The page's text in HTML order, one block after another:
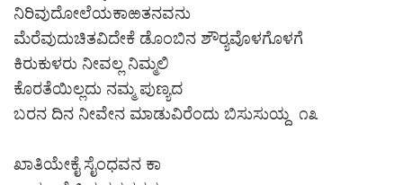
ನಿರಿವುದೋಲೆಯಕಾಱತನವನು
ಮೆರೆವುದುಚಿತವಿದೇಕೆ ಡೊಂಬಿನ ಶೌರ‍್ಯವೊಳಗೊಳಗೆ
ಕಿರುಕುಳರು ನೀವಲ್ಲ ನಿಮ್ಮಲಿ
ಕೊರತೆಯಿಲ್ಲದು ನಮ್ಮ ಪುಣ್ಯದ
ಬರನ ದಿನ ನೀವೇನ ಮಾಡುವಿರೆಂದು ಬಿಸುಸುಯ್ದ ೧೩
ಖಾತಿಯೇಕೈ ಸೈಂಧವನ ಕಾ